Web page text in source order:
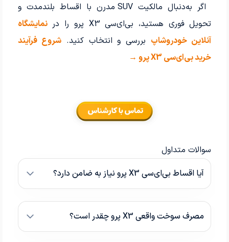
اگر به‌دنبال مالکیت SUV مدرن با اقساط بلندمدت و
تحویل فوری هستید، بی‌ای‌سی X3 پرو را در
نمایشگاه
آنلاین خودروشاپ بررسی و انتخاب کنید.شروع فرآیند
خرید بی‌ای‌سی X3 پرو →
سوالات متداول
آیا اقساط بی‌ای‌سی X3 پرو نیاز به ضامن دارد؟
مصرف سوخت واقعی X3 پرو چقدر است؟